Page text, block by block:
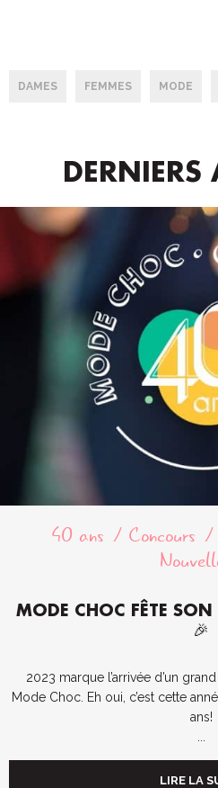
DAMES FEMMES MODE
DERNIERS
40 ans Concours
MODE CHOC FÊTE
🎉
2023 marque l’arrivée d’un
Mode Choc. Eh oui, c’est cette
ans!
LIRE LA